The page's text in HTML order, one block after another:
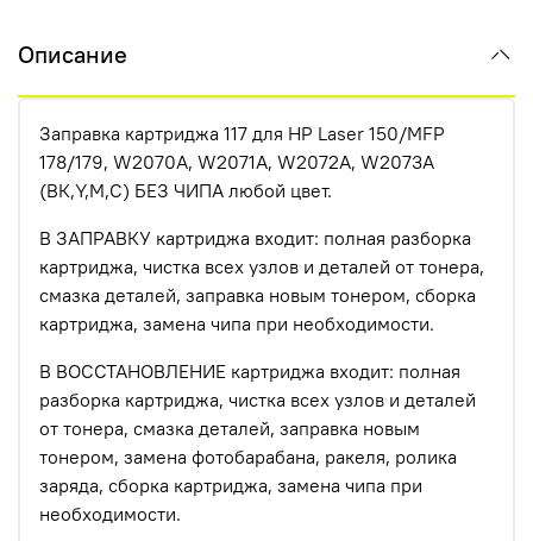
Описание
Заправка картриджа 117 для HP Laser 150/MFP
178/179, W2070A, W2071A, W2072A, W2073A
(ВК,Y,M,C) БЕЗ ЧИПА любой цвет.
В ЗАПРАВКУ картриджа входит: полная разборка
картриджа, чистка всех узлов и деталей от тонера,
смазка деталей, заправка новым тонером, сборка
картриджа, замена чипа при необходимости.
В ВОССТАНОВЛЕНИЕ картриджа входит: полная
разборка картриджа, чистка всех узлов и деталей
от тонера, смазка деталей, заправка новым
тонером, замена фотобарабана, ракеля, ролика
заряда, сборка картриджа, замена чипа при
необходимости.